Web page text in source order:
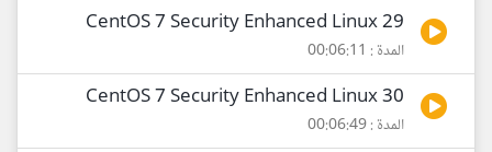
29 CentOS 7 Security Enhanced Linux
المدة : 00:06:11
30 CentOS 7 Security Enhanced Linux
المدة : 00:06:49